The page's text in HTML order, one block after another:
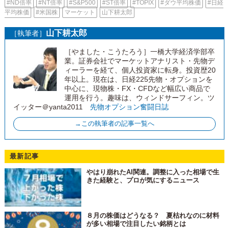
#ND倍率 #NT倍率 #S&P500 #ST倍率 #TOPIX #ダウ平均株価
#日経
平均株価
#米国株 マーケット 山下耕太郎
［執筆者］ 山下耕太郎
［やました・こうたろう］一橋大学経済学部卒
業。証券会社でマーケットアナリスト・先物デ
ィーラーを経て、個人投資家に転身。投資歴20
年以上。現在は、日経225先物・オプションを
中心に、現物株・FX・CFDなど幅広い商品で
運用を行う。趣味は、ウィンドサーフィン。ツ
イッター＠yanta2011 先物オプション奮闘日誌
→この執筆者の記事一覧へ
最新記事
やはり崩れたAI関連。調整に入った相場で生
きた経験と、プロが気にするニュース
８月の株価はどうなる？ 夏枯れなのに材料
が多い相場で注目したい銘柄とは